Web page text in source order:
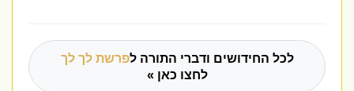
לכל החידושים ודברי התורה לפרשת לך לך
לחצו כאן »